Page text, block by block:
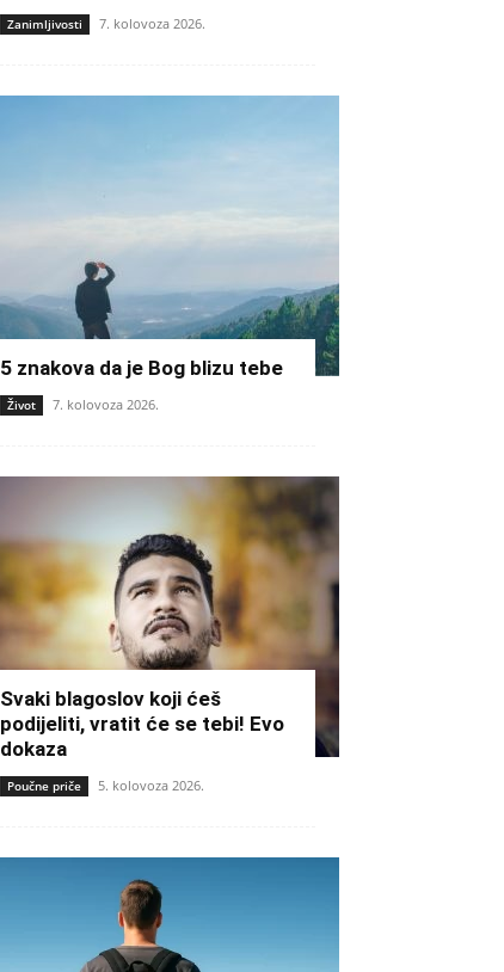
Zanimljivosti 7. kolovoza 2026.
5 znakova da je Bog blizu tebe
Život 7. kolovoza 2026.
Svaki blagoslov koji ćeš
podijeliti, vratit će se tebi! Evo
dokaza
Poučne priče 5. kolovoza 2026.